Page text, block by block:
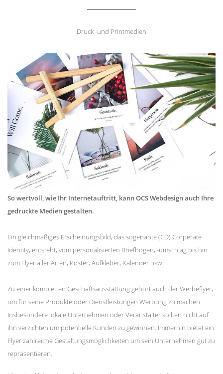
Druck -und Printmedien
So wertvoll, wie Ihr Internetauftritt, kann OCS Webdesign auch Ihre
gedruckte Medien gestalten.
Ein gleichmäßiges Erscheinungsbild, das sogenante (CD) Corperate
Identity, entsteht, vom personalisierten Briefbogen, -umschlag bis hin
zum Flyer aller Arten, Poster, Aufkleber, Kalender usw.
Zu einer kompletten Geschäftsausstattung gehört auch der Werbeflyer,
um für seine Produkte oder Dienstleistungen Werbung zu machen.
Insbesondere lokale Unternehmen oder Veranstalter sollten nicht auf
ihn verzichten um potentielle Kunden zu gewinnen. Immerhin bietet ein
Flyer zahlreiche Gestaltungsmöglichkeiten um sein Unternehmen gut zu
repräsentieren.